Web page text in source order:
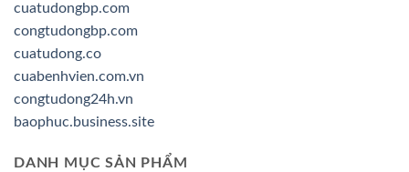
cuatudongbp.com
congtudongbp.com
cuatudong.co
cuabenhvien.com.vn
congtudong24h.vn
baophuc.business.site
DANH MỤC SẢN PHẨM